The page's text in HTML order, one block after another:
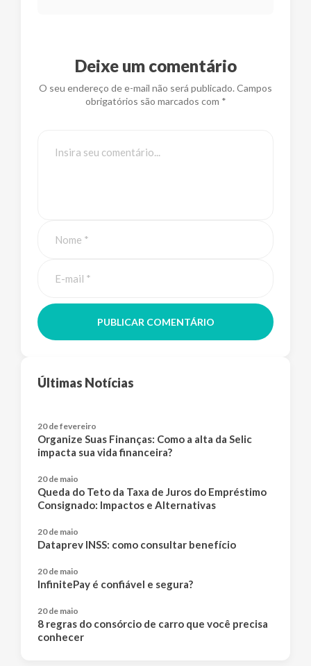
Deixe um comentário
O seu endereço de e-mail não será publicado. Campos
obrigatórios são marcados com *
PUBLICAR COMENTÁRIO
Últimas Notícias
20 de fevereiro
Organize Suas Finanças: Como a alta da Selic
impacta sua vida financeira?
20 de maio
Queda do Teto da Taxa de Juros do Empréstimo
Consignado: Impactos e Alternativas
20 de maio
Dataprev INSS: como consultar benefício
20 de maio
InfinitePay é confiável e segura?
20 de maio
8 regras do consórcio de carro que você precisa
conhecer